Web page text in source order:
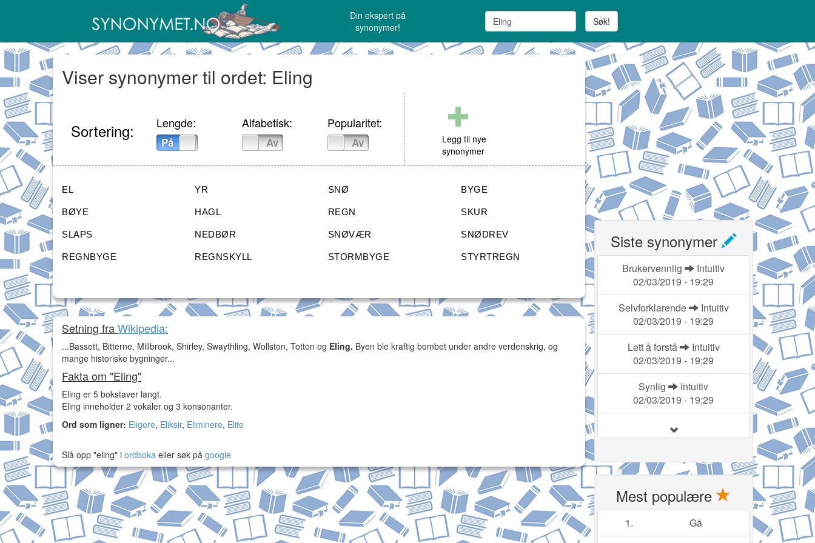
Din ekspert på
synonymer!
Søk!
Viser synonymer til ordet: Eling
Sortering: Lengde:
På
Alfabetisk:
Av
Popularitet:
Av
Legg til nye
synonymer
EL YR SNØ BYGE
BØYE HAGL REGN SKUR
SLAPS NEDBØR SNØVÆR SNØDREV
REGNBYGE REGNSKYLL STORMBYGE STYRTREGN
Setning fraWikipedia:
...Bassett, Bitterne, Millbrook, Shirley, Swaythling, Wollston, Totton og Eling. Byen ble kraftig bombet under andre verdenskrig, og
mange historiske bygninger...
Fakta om "Eling"
Eling er 5 bokstaver langt.
Eling inneholder 2 vokaler og 3 konsonanter.
Ord som ligner: Eligere, Eliksir, Eliminere, Elite
Slå opp "eling" i ordboka eller søk på google
Siste synonymer
Brukervennlig
Intuitiv
02/03/2019 - 19:29
Selvforklarende
Intuitiv
02/03/2019 - 19:29
Lett å forstå
Intuitiv
02/03/2019 - 19:29
Synlig
Intuitiv
02/03/2019 - 19:29
Mest populære
1.
Gå